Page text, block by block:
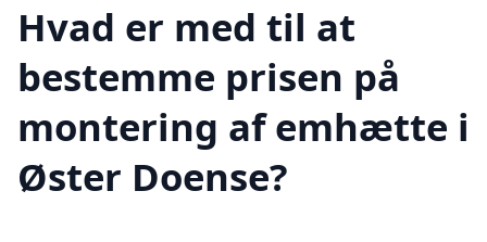
Hvad er med til at
bestemme prisen på
montering af emhætte i
Øster Doense?